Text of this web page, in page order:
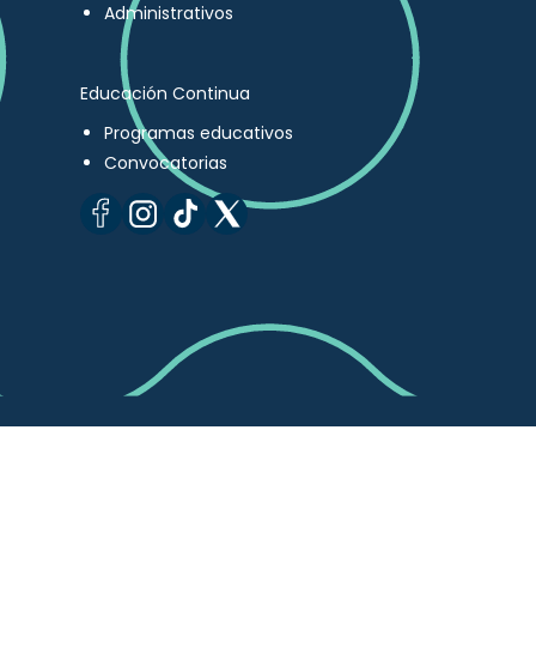
Administrativos
Educación Continua
Programas educativos
Convocatorias